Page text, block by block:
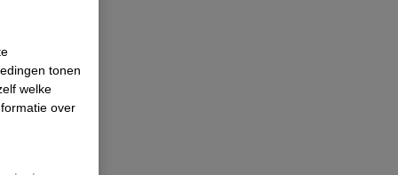
tonen
welke
over